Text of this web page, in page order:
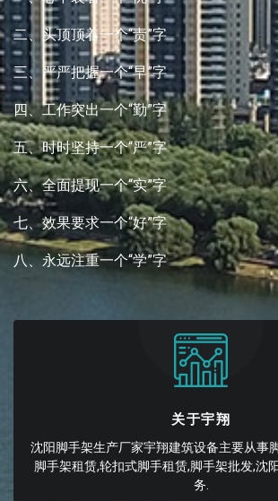
二、头顶顶着一个“责”字
三、严严把握一个“早”字
四、工作突出一个“勤”字
五、时时坚持一个“严”字
六、全面提现一个“实”字
七、效果要求一个“好”字
八、永远注重一个“学”字
关于宇翔
沈阳脚手架生产厂家宇翔建筑设备主要从事
脚手架租赁,轮扣式脚手租赁,脚手架批发,沈
务.